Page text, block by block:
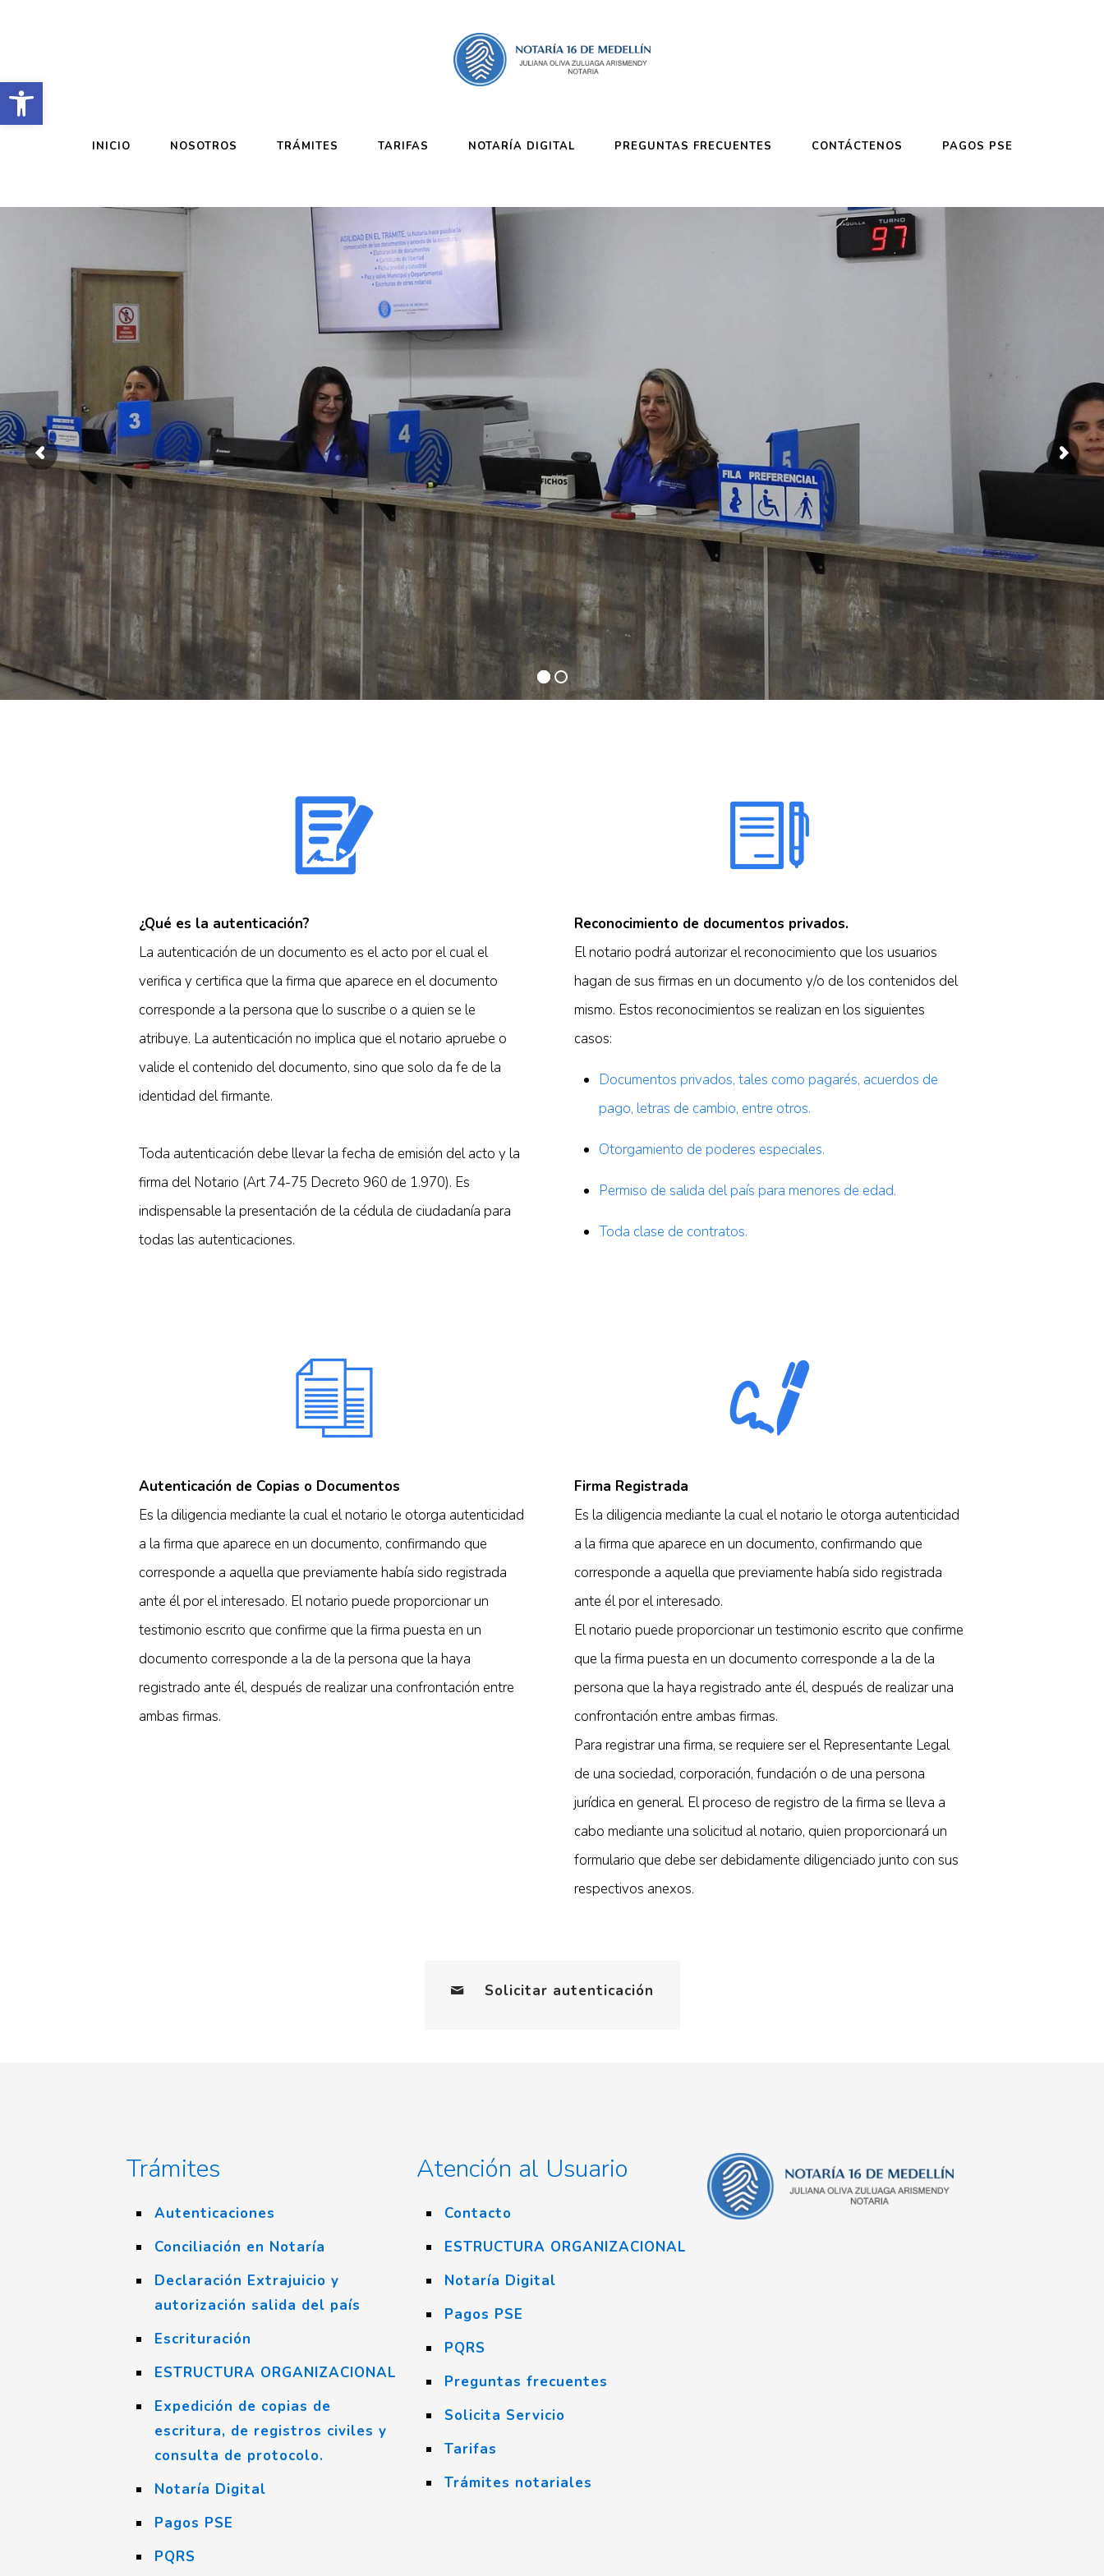
Abrir barra de herramientas
INICIO NOSOTROS TRÁMITES TARIFAS NOTARÍA DIGITAL PREGUNTAS FRECUENTES CONTÁCTENOS PAGOS PSE
¿Qué es la autenticación?
La autenticación de un documento es el acto por el cual el
verifica y certifica que la firma que aparece en el documento
corresponde a la persona que lo suscribe o a quien se le
atribuye. La autenticación no implica que el notario apruebe o
valide el contenido del documento, sino que solo da fe de la
identidad del firmante.
Toda autenticación debe llevar la fecha de emisión del acto y la
firma del Notario (Art 74-75 Decreto 960 de 1.970). Es
indispensable la presentación de la cédula de ciudadanía para
todas las autenticaciones.
Autenticación de Copias o Documentos
Es la diligencia mediante la cual el notario le otorga autenticidad
a la firma que aparece en un documento, confirmando que
corresponde a aquella que previamente había sido registrada
ante él por el interesado. El notario puede proporcionar un
testimonio escrito que confirme que la firma puesta en un
documento corresponde a la de la persona que la haya
registrado ante él, después de realizar una confrontación entre
ambas firmas.
Reconocimiento de documentos privados.
El notario podrá autorizar el reconocimiento que los usuarios
hagan de sus firmas en un documento y/o de los contenidos del
mismo. Estos reconocimientos se realizan en los siguientes
casos:
Documentos privados, tales como pagarés, acuerdos de
pago, letras de cambio, entre otros.
Otorgamiento de poderes especiales.
Permiso de salida del país para menores de edad.
Toda clase de contratos.
Firma Registrada
Es la diligencia mediante la cual el notario le otorga autenticidad
a la firma que aparece en un documento, confirmando que
corresponde a aquella que previamente había sido registrada
ante él por el interesado.
El notario puede proporcionar un testimonio escrito que confirme
que la firma puesta en un documento corresponde a la de la
persona que la haya registrado ante él, después de realizar una
confrontación entre ambas firmas.
Para registrar una firma, se requiere ser el Representante Legal
de una sociedad, corporación, fundación o de una persona
jurídica en general. El proceso de registro de la firma se lleva a
cabo mediante una solicitud al notario, quien proporcionará un
formulario que debe ser debidamente diligenciado junto con sus
respectivos anexos.
Solicitar autenticación
Trámites
Autenticaciones
Conciliación en Notaría
Declaración Extrajuicio y
autorización salida del país
Escrituración
ESTRUCTURA ORGANIZACIONAL
Expedición de copias de
escritura, de registros civiles y
consulta de protocolo.
Notaría Digital
Pagos PSE
PQRS
Atención al Usuario
Contacto
ESTRUCTURA ORGANIZACIONAL
Notaría Digital
Pagos PSE
PQRS
Preguntas frecuentes
Solicita Servicio
Tarifas
Trámites notariales